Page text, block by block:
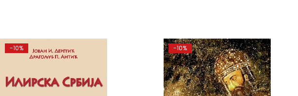
-10% -10%